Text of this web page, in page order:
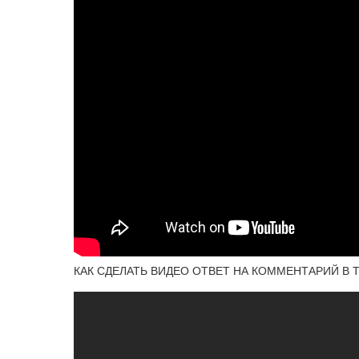
КАК СДЕЛАТЬ ВИДЕО ОТВЕТ НА КОММЕНТАРИЙ В